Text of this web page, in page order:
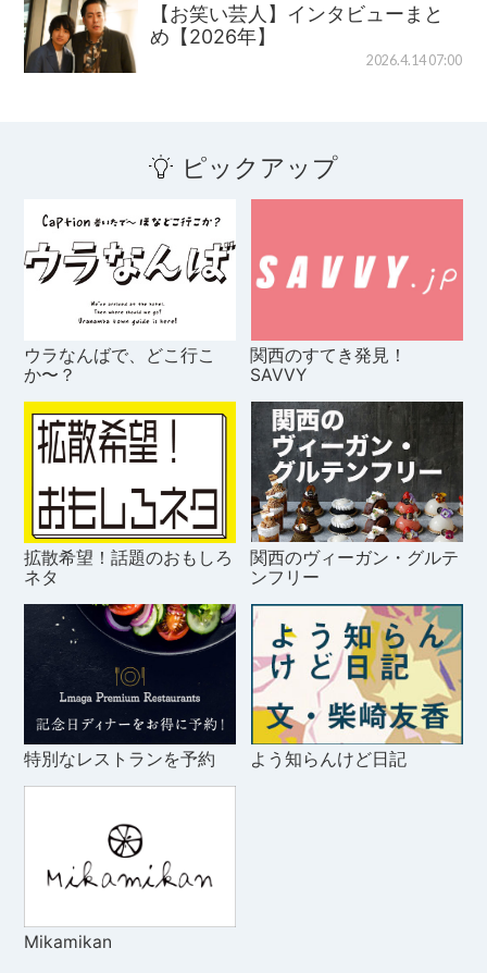
【お笑い芸人】インタビューまと
め【2026年】
2026.4.14 07:00
ピックアップ
ウラなんばで、どこ行こ
か〜？
関西のすてき発見！
SAVVY
拡散希望！話題のおもしろ
ネタ
関西のヴィーガン・グルテ
ンフリー
特別なレストランを予約 よう知らんけど日記
Mikamikan